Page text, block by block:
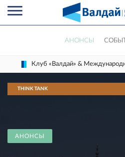
АНОНСЫ
Клуб «Валдай» &
THINK TANK
АНОНСЫ